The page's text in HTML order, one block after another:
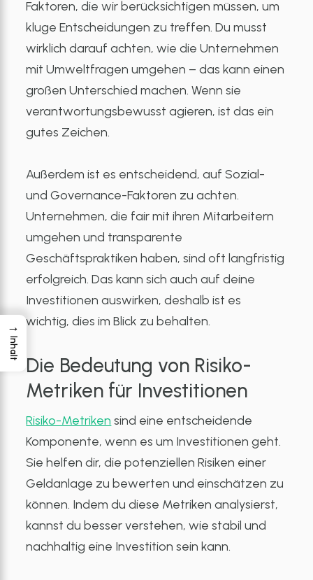
Faktoren, die wir berücksichtigen müssen, um
kluge Entscheidungen zu treffen. Du musst
wirklich darauf achten, wie die Unternehmen
mit Umweltfragen umgehen – das kann einen
großen Unterschied machen. Wenn sie
verantwortungsbewusst agieren, ist das ein
gutes Zeichen.
Außerdem ist es entscheidend, auf Sozial-
und Governance-Faktoren zu achten.
Unternehmen, die fair mit ihren Mitarbeitern
umgehen und transparente
Geschäftspraktiken haben, sind oft langfristig
erfolgreich. Das kann sich auch auf deine
Investitionen auswirken, deshalb ist es
wichtig, dies im Blick zu behalten.
Die Bedeutung von Risiko-
Metriken für Investitionen
Risiko-Metriken sind eine entscheidende
Komponente, wenn es um Investitionen geht.
Sie helfen dir, die potenziellen Risiken einer
Geldanlage zu bewerten und einschätzen zu
können. Indem du diese Metriken analysierst,
kannst du besser verstehen, wie stabil und
nachhaltig eine Investition sein kann.
→
Inhalt